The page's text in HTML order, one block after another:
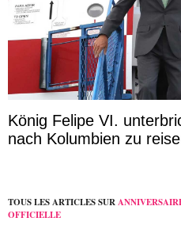
König Felipe VI.
nach Kolumbien zu
TOUS LES ARTICLES SUR
OFFICIELLE